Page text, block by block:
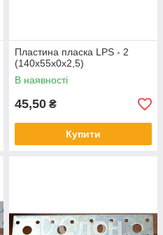
Пластина пласка LPS - 2
(140х55х0х2,5)
В наявності
45,50 ₴
Купити